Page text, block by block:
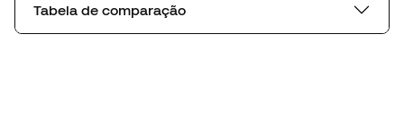
Tabela de comparação